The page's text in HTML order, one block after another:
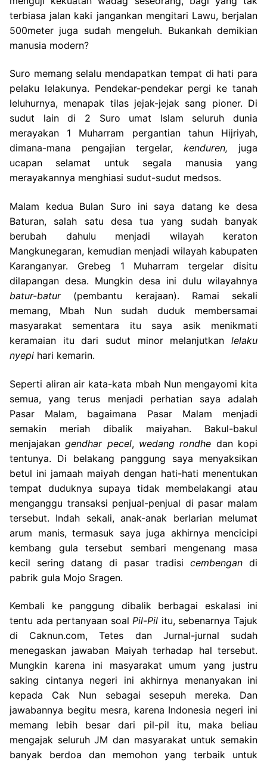
terbiasa jalan kaki jangankan mengitari Lawu, berjalan
500meter juga sudah mengeluh. Bukankah demikian
manusia modern?
Suro memang selalu mendapatkan tempat di hati para
pelaku lelakunya. Pendekar-pendekar pergi ke tanah
leluhurnya, menapak tilas jejak-jejak sang pioner. Di
sudut lain di 2 Suro umat Islam seluruh dunia
merayakan 1 Muharram pergantian tahun Hijriyah,
dimana-mana pengajian tergelar, kenduren, juga
ucapan selamat untuk segala manusia yang
merayakannya menghiasi sudut-sudut medsos.
Malam kedua Bulan Suro ini saya datang ke desa
Baturan, salah satu desa tua yang sudah banyak
berubah dahulu menjadi wilayah keraton
Mangkunegaran, kemudian menjadi wilayah kabupaten
Karanganyar. Grebeg 1 Muharram tergelar disitu
dilapangan desa. Mungkin desa ini dulu wilayahnya
batur-batur (pembantu kerajaan). Ramai sekali
memang, Mbah Nun sudah duduk membersamai
masyarakat sementara itu saya asik menikmati
keramaian itu dari sudut minor melanjutkan lelaku
nyepi hari kemarin.
Seperti aliran air kata-kata mbah Nun mengayomi kita
semua, yang terus menjadi perhatian saya adalah
Pasar Malam, bagaimana Pasar Malam menjadi
semakin meriah dibalik maiyahan. Bakul-bakul
menjajakangendhar pecel, wedang rondhe dan kopi
tentunya. Di belakang panggung saya menyaksikan
betul ini jamaah maiyah dengan hati-hati menentukan
tempat duduknya supaya tidak membelakangi atau
menganggu transaksi penjual-penjual di pasar malam
tersebut. Indah sekali, anak-anak berlarian melumat
arum manis, termasuk saya juga akhirnya mencicipi
kembang gula tersebut sembari mengenang masa
kecil sering datang di pasar tradisi cembengan di
pabrik gula Mojo Sragen.
Kembali ke panggung dibalik berbagai eskalasi ini
tentu ada pertanyaan soalPil-Pil itu, sebenarnya Tajuk
di Caknun.com, Tetes dan Jurnal-jurnal sudah
menegaskan jawaban Maiyah terhadap hal tersebut.
Mungkin karena ini masyarakat umum yang justru
saking cintanya negeri ini akhirnya menanyakan ini
kepada Cak Nun sebagai sesepuh mereka. Dan
jawabannya begitu mesra, karena Indonesia negeri ini
memang lebih besar dari pil-pil itu, maka beliau
mengajak seluruh JM dan masyarakat untuk semakin
banyak berdoa dan memohon yang terbaik untuk